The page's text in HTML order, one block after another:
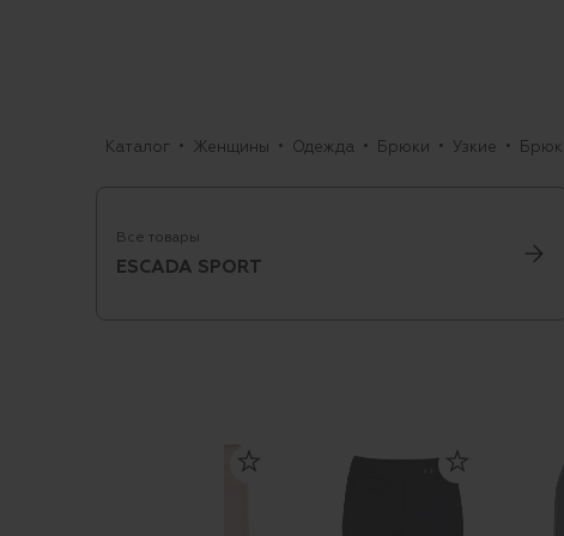
Каталог Женщины Одежда Брюки Узкие
Все товары
ESCADA SPORT